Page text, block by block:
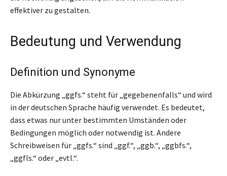
effektiver zu gestalten.
Bedeutung und Verwendung
Definition und Synonyme
Die Abkürzung „ggfs.“ steht für „gegebenenfalls“ und wird
in der deutschen Sprache häufig verwendet. Es bedeutet,
dass etwas nur unter bestimmten Umständen oder
Bedingungen möglich oder notwendig ist. Andere
Schreibweisen für „ggfs.“ sind „ggf.“, „ggb.“, „ggbfs.“,
„ggfls.“ oder „evtl.“.